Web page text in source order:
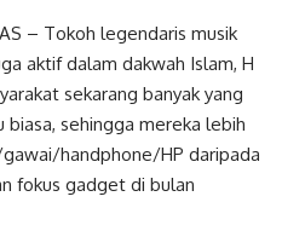
– Tokoh legendaris musik
aktif dalam dakwah Islam, H
sekarang banyak yang
biasa, sehingga mereka lebih
handphone/HP daripada
fokus gadget di bulan